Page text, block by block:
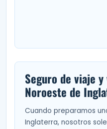
Seguro de viaje
Noroeste de
Cuando preparamos
Inglaterra, nosotros